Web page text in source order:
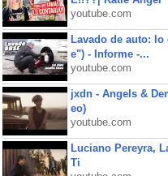
youtube.com
Lavado de auto:
e") - Informe -...
youtube.com
jxdn - Angels &
eo)
youtube.com
Luciano Pereyra,
Ti